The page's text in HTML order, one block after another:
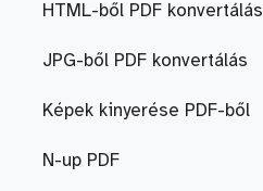
HTML-ből PDF konvertálás
JPG-ből PDF konvertálás
Képek kinyerése PDF-ből
N-up PDF